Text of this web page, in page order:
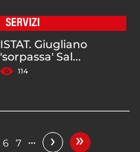
SERVIZI
ISTAT. Giugliano
'sorpassa' Sal...
114
6 7 … › »